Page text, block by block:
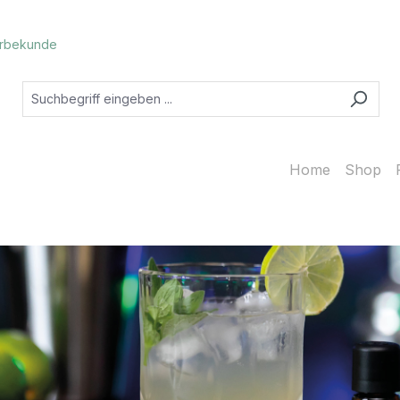
Home Shop